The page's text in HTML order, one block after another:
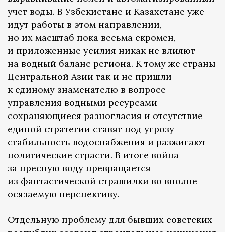
учет воды. В Узбекистане и Казахстане уже
идут работы в этом направлении,
но их масштаб пока весьма скромен,
и приложенные усилия никак не влияют
на водный баланс региона. К тому же страны
Центральной Азии так и не пришли
к единому знаменателю в вопросе
управления водными ресурсами —
сохраняющиеся разногласия и отсутствие
единой стратегии ставят под угрозу
стабильность водоснабжения и разжигают
политические страсти. В итоге война
за пресную воду превращается
из фантастической страшилки во вполне
осязаемую перспективу.
Отдельную проблему для бывших советских